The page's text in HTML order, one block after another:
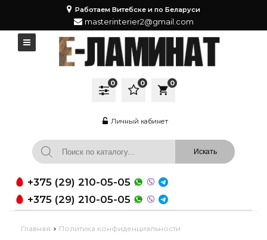
Работаем Витебске и по Беларуси
masterinterier2@gmail.com
local_grocery_store
0
0
0
+375 (29) 210-05-05
+375 (29) 210-05-05
Личный кабинет
Главная Политика конфиденциальности